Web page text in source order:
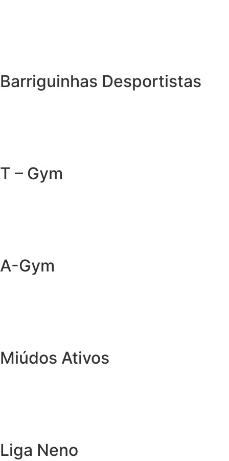
Barriguinhas Desportistas
T – Gym
A-Gym
Miúdos Ativos
Liga Neno